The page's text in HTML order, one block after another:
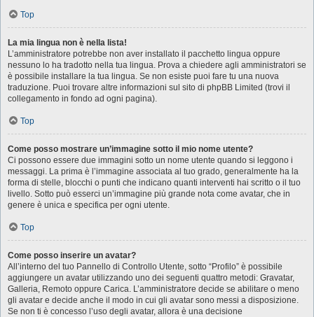
Top
La mia lingua non è nella lista!
L’amministratore potrebbe non aver installato il pacchetto lingua oppure
nessuno lo ha tradotto nella tua lingua. Prova a chiedere agli amministratori se
è possibile installare la tua lingua. Se non esiste puoi fare tu una nuova
traduzione. Puoi trovare altre informazioni sul sito di phpBB Limited (trovi il
collegamento in fondo ad ogni pagina).
Top
Come posso mostrare un’immagine sotto il mio nome utente?
Ci possono essere due immagini sotto un nome utente quando si leggono i
messaggi. La prima è l’immagine associata al tuo grado, generalmente ha la
forma di stelle, blocchi o punti che indicano quanti interventi hai scritto o il tuo
livello. Sotto può esserci un’immagine più grande nota come avatar, che in
genere è unica e specifica per ogni utente.
Top
Come posso inserire un avatar?
All’interno del tuo Pannello di Controllo Utente, sotto “Profilo” è possibile
aggiungere un avatar utilizzando uno dei seguenti quattro metodi: Gravatar,
Galleria, Remoto oppure Carica. L’amministratore decide se abilitare o meno
gli avatar e decide anche il modo in cui gli avatar sono messi a disposizione.
Se non ti è concesso l’uso degli avatar, allora è una decisione